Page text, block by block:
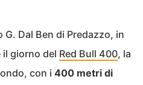
Dal Ben di Predazzo, in
il giorno del Red Bull 400, la
con i 400 metri di